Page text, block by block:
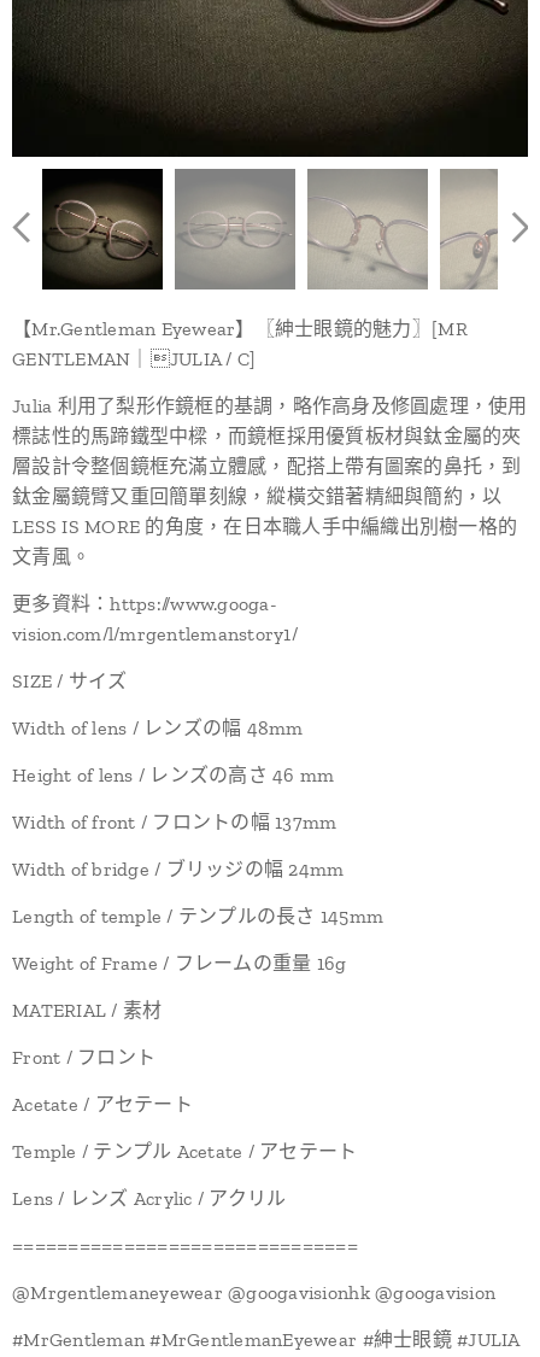
【Mr.Gentleman Eyewear】〖紳士眼鏡的魅力〗[MR
GENTLEMAN｜JULIA / C]
Julia 利用了梨形作鏡框的基調，略作高身及修圓處理，使用
標誌性的馬蹄鐵型中樑，而鏡框採用優質板材與鈦金屬的夾
層設計令整個鏡框充滿立體感，配搭上帶有圖案的鼻托，到
鈦金屬鏡臂又重回簡單刻線，縱橫交錯著精細與簡約，以
LESS IS MORE 的角度，在日本職人手中編織出別樹一格的
文青風。
更多資料：https://www.googa-
vision.com/l/mrgentlemanstory1/
SIZE / サイズ
Width of lens / レンズの幅 48mm
Height of lens / レンズの高さ 46 mm
Width of front / フロントの幅 137mm
Width of bridge / ブリッジの幅 24mm
Length of temple / テンプルの長さ 145mm
Weight of Frame / フレームの重量 16g
MATERIAL / 素材
Front / フロント
Acetate / アセテート
Temple / テンプル Acetate / アセテート
Lens / レンズ Acrylic / アクリル
===============================
@Mrgentlemaneyewear @googavisionhk @googavision
#MrGentleman #MrGentlemanEyewear #紳士眼鏡 #JULIA